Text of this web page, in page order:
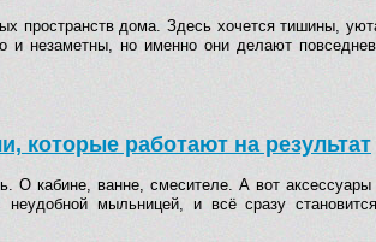
пространств дома. Здесь хочется тишины,
и незаметны, но именно они делают
которые работают на результат
О кабине, ванне, смесителе. А вот
мыльницей, и всё сразу